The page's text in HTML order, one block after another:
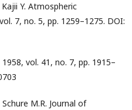
Kajii Y. Atmospheric
7, no. 5, pp. 1259–1275. DOI:
vol. 41, no. 7, pp. 1915–
M.R. Journal of